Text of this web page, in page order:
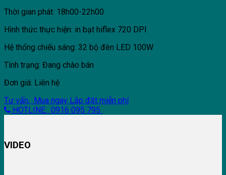
Thời gian phát: 18h00-22h00
Hình thức thực hiện: in bạt hiflex 720 DPI
Hệ thống chiếu sáng: 32 bộ đèn LED 100W
Tình trạng: Đang chào bán
Đơn giá: Liên hệ
Tư vấn, Mua ngay Lắp đặt miễn phí
HOTLINE: 0916 095 795
VIDEO